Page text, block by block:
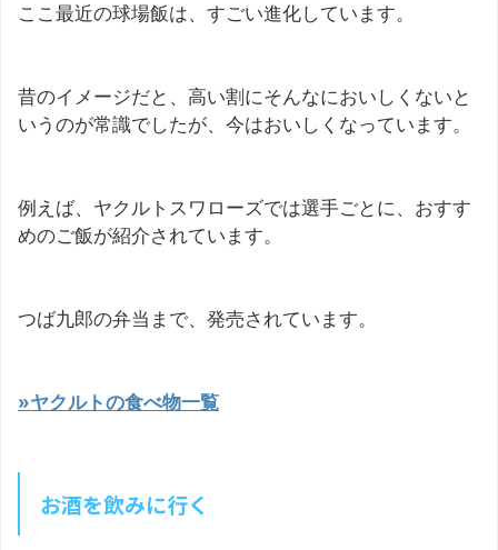
ここ最近の球場飯は、すごい進化しています。
昔のイメージだと、高い割にそんなにおいしくないと
いうのが常識でしたが、今はおいしくなっています。
例えば、ヤクルトスワローズでは選手ごとに、おすす
めのご飯が紹介されています。
つば九郎の弁当まで、発売されています。
»ヤクルトの食べ物一覧
お酒を飲みに行く